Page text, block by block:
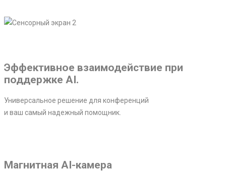
Эффективное взаимодействие при
поддержке AI.
Универсальное решение для конференций
и ваш самый надежный помощник.
Магнитная AI-камера